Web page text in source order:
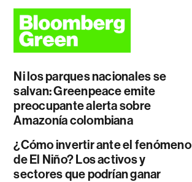
Ni los parques nacionales se
salvan: Greenpeace emite
preocupante alerta sobre
Amazonía colombiana
¿Cómo invertir ante el fenómeno
de El Niño? Los activos y
sectores que podrían ganar